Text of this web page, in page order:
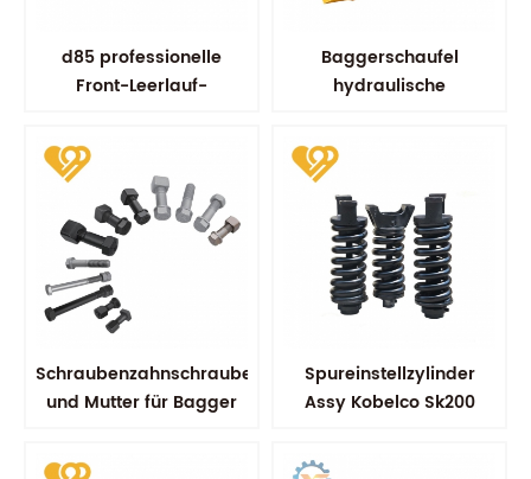
d85 professionelle
Front-Leerlauf-
Baggerschaufel
hydraulische
Schraubenzahnschraube
und Mutter für Bagger
Spureinstellzylinder
Assy Kobelco Sk200